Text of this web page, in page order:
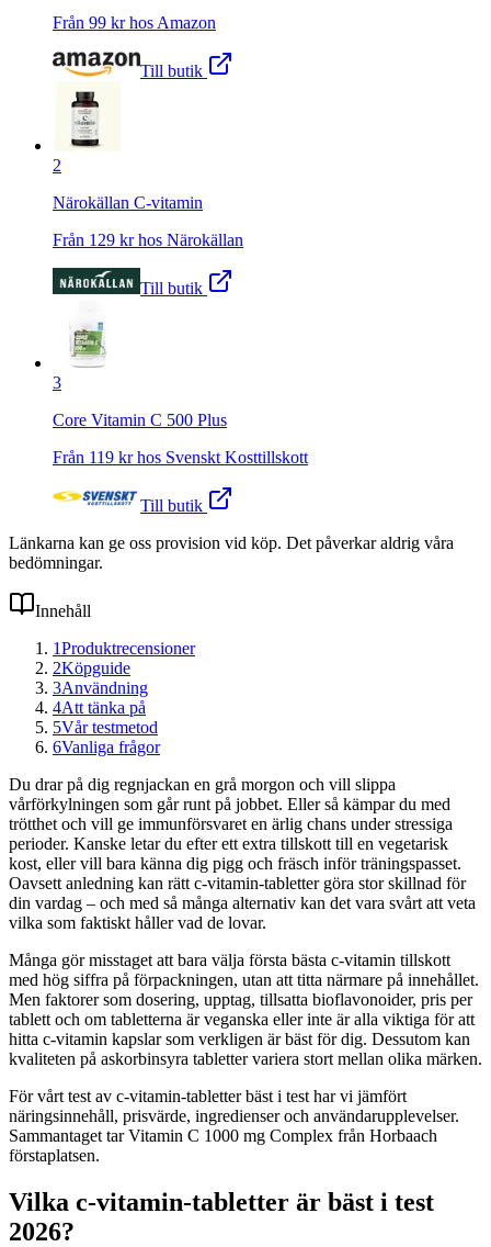
Från 99 kr hos Amazon
Till butik
2
Närokällan C-vitamin
Från 129 kr hos Närokällan
Till butik
3
Core Vitamin C 500 Plus
Från 119 kr hos Svenskt Kosttillskott
Till butik
Länkarna kan ge oss provision vid köp. Det påverkar aldrig våra
bedömningar.
Innehåll
1Produktrecensioner
2Köpguide
3Användning
4Att tänka på
5Vår testmetod
6Vanliga frågor
Du drar på dig regnjackan en grå morgon och vill slippa
vårförkylningen som går runt på jobbet. Eller så kämpar du med
trötthet och vill ge immunförsvaret en ärlig chans under stressiga
perioder. Kanske letar du efter ett extra tillskott till en vegetarisk
kost, eller vill bara känna dig pigg och fräsch inför träningspasset.
Oavsett anledning kan rätt c-vitamin-tabletter göra stor skillnad för
din vardag – och med så många alternativ kan det vara svårt att veta
vilka som faktiskt håller vad de lovar.
Många gör misstaget att bara välja första bästa c-vitamin tillskott
med hög siffra på förpackningen, utan att titta närmare på innehållet.
Men faktorer som dosering, upptag, tillsatta bioflavonoider, pris per
tablett och om tabletterna är veganska eller inte är alla viktiga för att
hitta c-vitamin kapslar som verkligen är bäst för dig. Dessutom kan
kvaliteten på askorbinsyra tabletter variera stort mellan olika märken.
För vårt test av c-vitamin-tabletter bäst i test har vi jämfört
näringsinnehåll, prisvärde, ingredienser och användarupplevelser.
Sammantaget tar Vitamin C 1000 mg Complex från Horbaach
förstaplatsen.
Vilka c-vitamin-tabletter är bäst i test
2026?